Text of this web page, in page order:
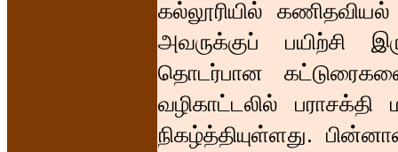
கல்லூரியில் கணிதவியல்
அவருக்குப் பயிற்சி
தொடர்பான
வழிகாட்டலில்
நிகழ்த்தியுள்ளது.